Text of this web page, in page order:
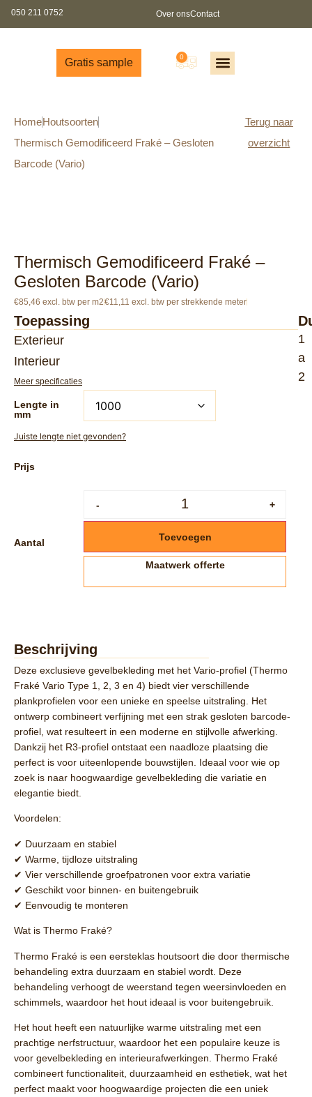
050 211 0752 Over onsContact
Gratis sample 0
HomeHoutsoorten
Thermisch Gemodificeerd Fraké – Gesloten
Barcode (Vario)
Terug naar
overzicht
Thermisch Gemodificeerd Fraké –
Gesloten Barcode (Vario)
€85,46 excl. btw per m2€11,11 excl. btw per strekkende meter
Toepassing
Exterieur
Interieur
Meer specificaties
1
a
2
Lengte in
mm
Juiste lengte niet gevonden?
Aantal
- +
Toevoegen
Maatwerk offerte
Beschrijving
Deze exclusieve gevelbekleding met het Vario-profiel (Thermo
Fraké Vario Type 1, 2, 3 en 4) biedt vier verschillende
plankprofielen voor een unieke en speelse uitstraling. Het
ontwerp combineert verfijning met een strak gesloten barcode-
profiel , wat resulteert in een moderne en stijlvolle afwerking.
Dankzij het R3-profiel ontstaat een naadloze plaatsing die
perfect is voor uiteenlopende bouwstijlen. Ideaal voor wie op
zoek is naar hoogwaardige gevelbekleding die variatie en
elegantie biedt.
Voordelen:
✔ Duurzaam en stabiel
✔ Warme, tijdloze uitstraling
✔ Vier verschillende groefpatronen voor extra variatie
✔ Geschikt voor binnen- en buitengebruik
✔ Eenvoudig te monteren
Wat is Thermo Fraké?
Thermo Fraké is een eersteklas houtsoort die door thermische
behandeling extra duurzaam en stabiel wordt. Deze
behandeling verhoogt de weerstand tegen weersinvloeden en
schimmels, waardoor het hout ideaal is voor buitengebruik.
Het hout heeft een natuurlijke warme uitstraling met een
prachtige nerfstructuur, waardoor het een populaire keuze is
voor gevelbekleding en interieurafwerkingen. Thermo Fraké
combineert functionaliteit, duurzaamheid en esthetiek, wat het
perfect maakt voor hoogwaardige projecten die een uniek